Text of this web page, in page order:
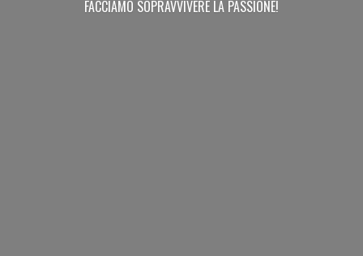
FACCIAMO SOPRAVVIVERE LA PASSIONE!